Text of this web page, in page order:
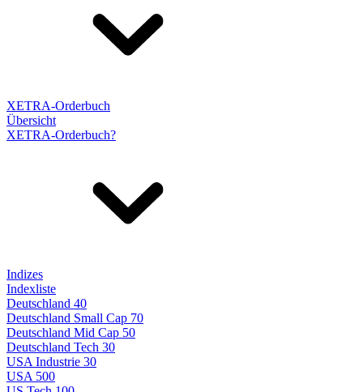
XETRA-Orderbuch
Übersicht
XETRA-Orderbuch?
Indizes
Indexliste
Deutschland 40
Deutschland Small Cap 70
Deutschland Mid Cap 50
Deutschland Tech 30
USA Industrie 30
USA 500